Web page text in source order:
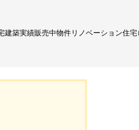
建築実績販売中物件リノベーション住宅